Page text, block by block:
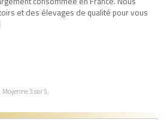
et des élevages de qualité pour vous
Moyenne3sur 5.